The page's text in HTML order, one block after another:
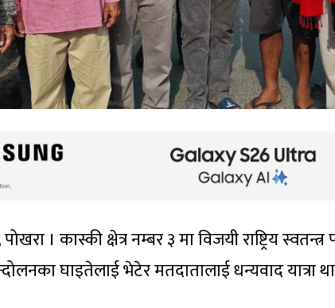
। कास्की क्षेत्र नम्बर ३ मा विजयी राष्ट्रिय
घाइतेलाई भेटेर मतदातालाई धन्यवाद यात्रा